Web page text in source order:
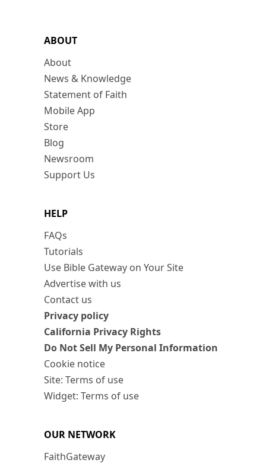
ABOUT
About
News & Knowledge
Statement of Faith
Mobile App
Store
Blog
Newsroom
Support Us
HELP
FAQs
Tutorials
Use Bible Gateway on Your Site
Advertise with us
Contact us
Privacy policy
California Privacy Rights
Do Not Sell My Personal Information
Cookie notice
Site: Terms of use
Widget: Terms of use
OUR NETWORK
FaithGateway